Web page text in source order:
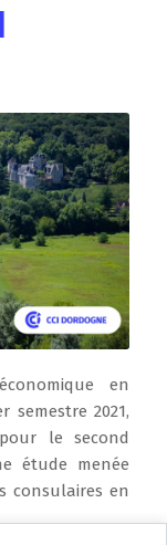
en
2021,
le second
étude menée
consulaires en